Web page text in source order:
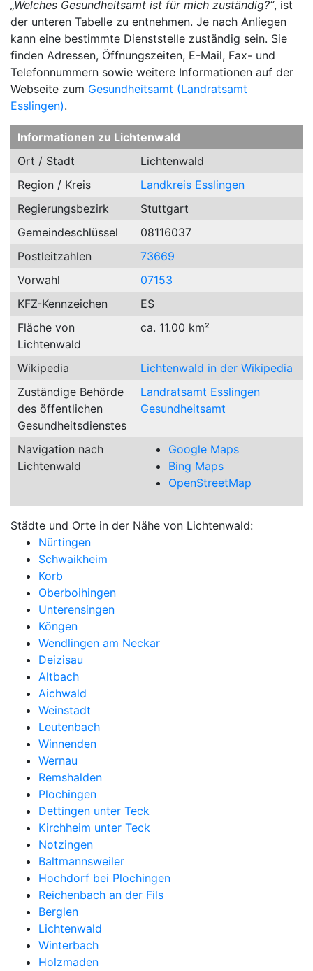
„Welches Gesundheitsamt ist für mich zuständig?“, ist
der unteren Tabelle zu entnehmen. Je nach Anliegen
kann eine bestimmte Dienststelle zuständig sein. Sie
finden Adressen, Öffnungszeiten, E-Mail, Fax- und
Telefonnummern sowie weitere Informationen auf der
Webseite zum Gesundheitsamt (Landratsamt
Esslingen).
Informationen zu Lichtenwald
Ort / Stadt
Lichtenwald
Region / Kreis
Landkreis Esslingen
Regierungsbezirk
Stuttgart
Gemeindeschlüssel
08116037
Postleitzahlen
73669
Vorwahl
07153
KFZ-Kennzeichen
ES
Fläche von
Lichtenwald
ca. 11.00 km²
Wikipedia
Lichtenwald in der Wikipedia
Zuständige Behörde
des öffentlichen
Gesundheitsdienstes
Landratsamt Esslingen
Gesundheitsamt
Navigation nach
Lichtenwald
Google Maps
Bing Maps
OpenStreetMap
Städte und Orte in der Nähe von Lichtenwald:
Nürtingen
Schwaikheim
Korb
Oberboihingen
Unterensingen
Köngen
Wendlingen am Neckar
Deizisau
Altbach
Aichwald
Weinstadt
Leutenbach
Winnenden
Wernau
Remshalden
Plochingen
Dettingen unter Teck
Kirchheim unter Teck
Notzingen
Baltmannsweiler
Hochdorf bei Plochingen
Reichenbach an der Fils
Berglen
Lichtenwald
Winterbach
Holzmaden